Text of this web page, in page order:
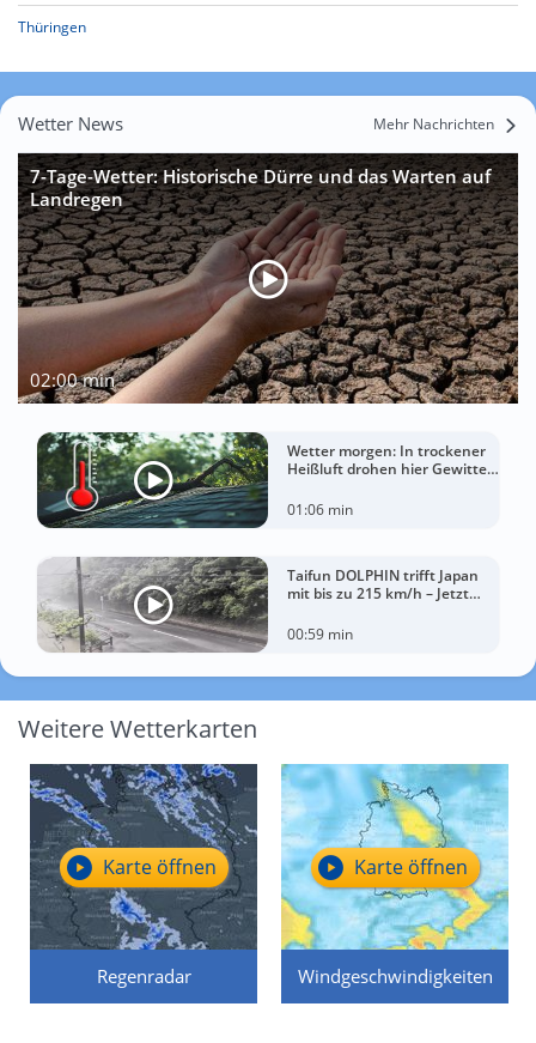
Thüringen
Wetter News Mehr Nachrichten
7-Tage-Wetter: Historische Dürre und das Warten auf
Landregen
02:00 min
Wetter morgen: In trockener
Heißluft drohen hier Gewitter
01:06 min
Taifun DOLPHIN trifft Japan
mit bis zu 215 km/h – Jetzt
00:59 min
Weitere Wetterkarten
Regenradar
Karte öffnen
Windgeschwindigkeiten
Karte öffnen